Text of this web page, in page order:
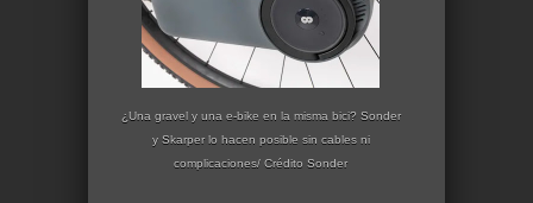
¿Una gravel y una e-bike en la misma bici? Sonder
y Skarper lo hacen posible sin cables ni
complicaciones/ Crédito Sonder